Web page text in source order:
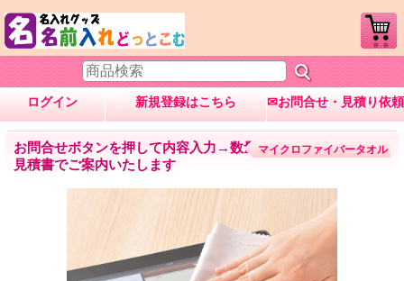
ログイン 新規登録はこちら ✉お問合せ・見積り依頼
お問合せボタンを押して内容入力→数量・内容に応じて
見積書でご案内いたします
マイクロファイバータオル